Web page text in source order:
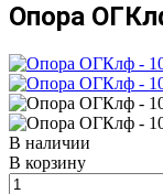
Опора
В наличии
В корзину